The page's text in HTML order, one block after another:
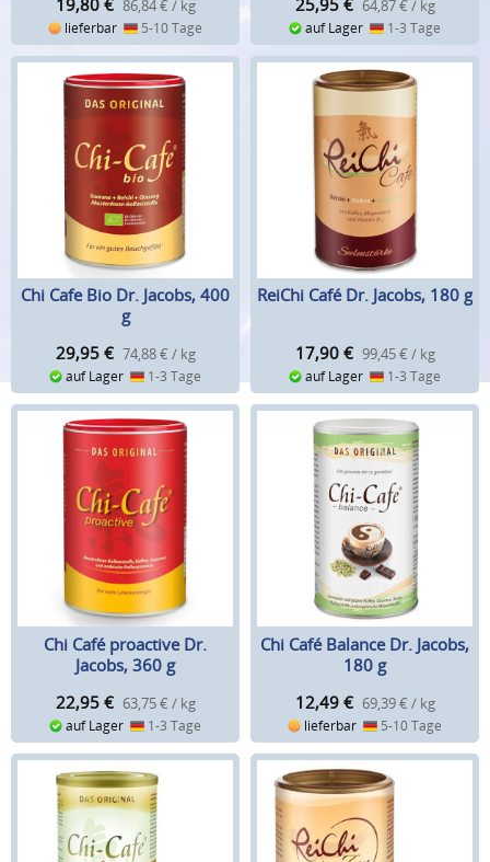
86,84 € / kg
lieferbar 5-10 Tage
64,87 € / kg
auf Lager 1-3 Tage
Chi Cafe Bio Dr. Jacobs, 400
g
29,95 € 74,88 € / kg
auf Lager 1-3 Tage
ReiChi Café Dr. Jacobs, 180 g
17,90 € 99,45 € / kg
auf Lager 1-3 Tage
Chi Café proactive Dr.
Jacobs, 360 g
22,95 € 63,75 € / kg
auf Lager 1-3 Tage
Chi Café Balance Dr. Jacobs,
180 g
12,49 € 69,39 € / kg
lieferbar 5-10 Tage